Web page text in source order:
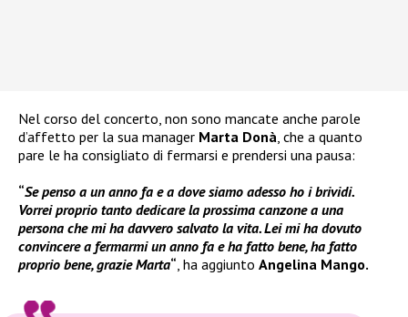
Nel corso del concerto, non sono mancate anche parole
d’affetto per la sua manager Marta Donà , che a quanto
pare le ha consigliato di fermarsi e prendersi una pausa:
“Se penso a un anno fa e a dove siamo adesso ho i brividi.
Vorrei proprio tanto dedicare la prossima canzone a una
persona che mi ha davvero salvato la vita. Lei mi ha dovuto
convincere a fermarmi un anno fa e ha fatto bene, ha fatto
proprio bene, grazie Marta“ , ha aggiunto Angelina Mango.